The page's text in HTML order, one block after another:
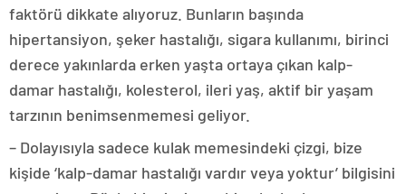
faktörü dikkate alıyoruz. Bunların başında
hipertansiyon, şeker hastalığı, sigara kullanımı, birinci
derece yakınlarda erken yaşta ortaya çıkan kalp-
damar hastalığı, kolesterol, ileri yaş, aktif bir yaşam
tarzının benimsenmemesi geliyor.
– Dolayısıyla sadece kulak memesindeki çizgi, bize
kişide ‘kalp-damar hastalığı vardır veya yoktur’ bilgisini